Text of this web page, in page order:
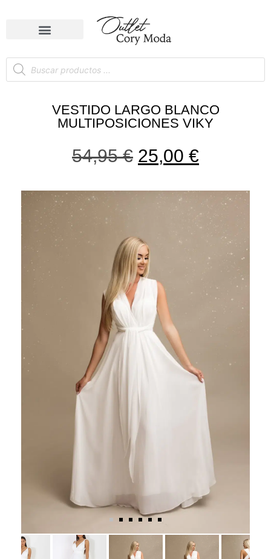
VESTIDO LARGO BLANCO
MULTIPOSICIONES VIKY
54,95€ 25,00 €